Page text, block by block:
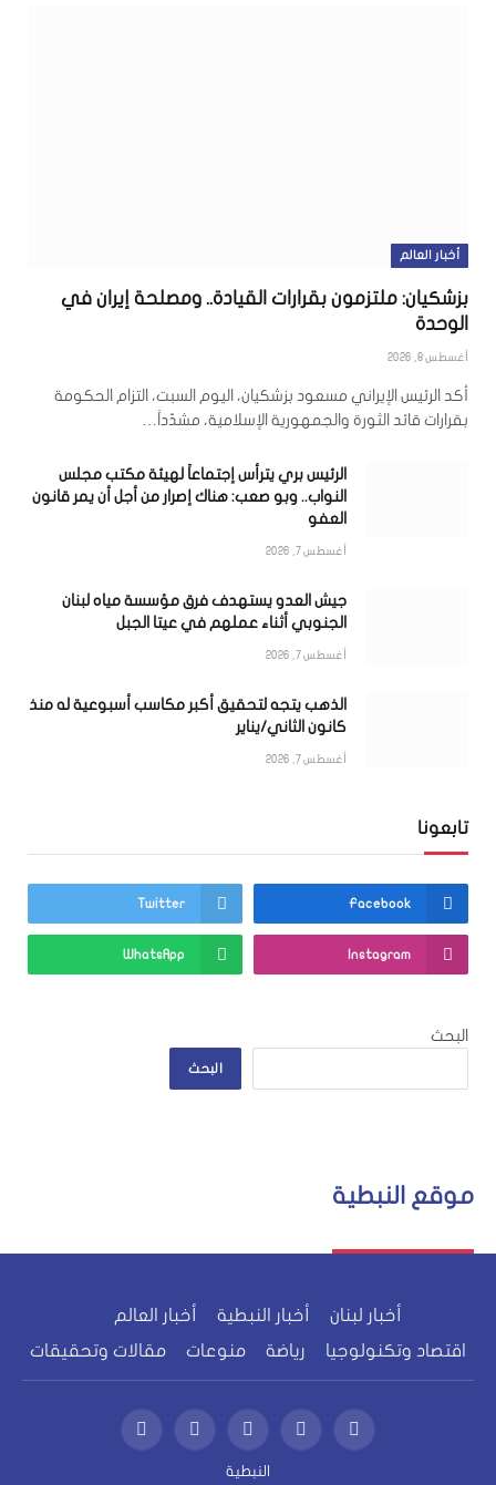
أخبار العالم
بزشكيان: ملتزمون بقرارات القيادة.. ومصلحة إيران في
الوحدة
أغسطس 8, 2026
أكد الرئيس الإيراني مسعود بزشكيان، اليوم السبت، التزام الحكومة
بقرارات قائد الثورة والجمهورية الإسلامية، مشدّداً…
الرئيس بري يترأس إجتماعاً لهيئة مكتب مجلس
النواب.. وبو صعب: هناك إصرار من أجل أن يمر قانون
العفو
أغسطس 7, 2026
جيش العدو يستهدف فرق مؤسسة مياه لبنان
الجنوبي أثناء عملهم في عيتا الجبل
أغسطس 7, 2026
الذهب يتجه لتحقيق أكبر مكاسب أسبوعية له منذ
كانون الثاني/يناير
أغسطس 7, 2026
تابعونا
Facebook
Twitter
Instagram
WhatsApp
البحث
البحث
موقع النبطية
أخبار لبنان أخبار النبطية
أخبار العالم
اقتصاد وتكنولوجيا
رياضة منوعات مقالات وتحقيقات
فيسبوكX
(Twitter)
الانستغرامواتساب يوتيوب
النبطية